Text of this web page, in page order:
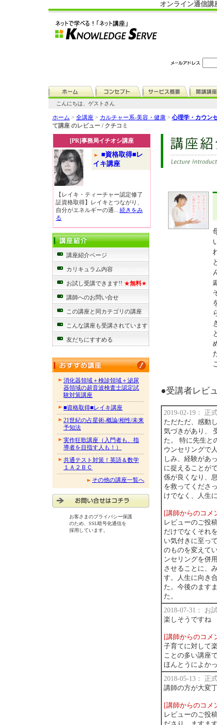
オンライン通信講
こんにちは、ゲストさん
ホーム > 全講座 > カルチャー系-美容・健康 >心理学・カウン
て講座 のレビュー / クチコミ
[PR]事務局イチオシ講座
■資格取得■レ
イキ講座
【レイキ・ティーチャー認定修了
証資格取得】レイキとつながり、
自分がエネルギーの通... 続きをみ
る
講座紹介ページ
カリキュラム内容
お試し受講できます!! ★無料★
講師へのお問い合せ
この講座と同カテゴリの講座
こんな講座も受講されています
友だちにすすめる
消化器領域＋検診領域＋泌尿
器領域の超音波検査士認定試
験対策講座
■資格取得■レイキ講座
21世紀の占星術-概論/相性/未来
予知法
実作狂歌講座（入門者も、指
導者を目指す人も！）
共通テスト対策！英語＆数学
１Ａ２ＢＣ
その他の講座一覧へ
お客さまのプライバシー保護
のため、SSL暗号化通信を
採用しています。
●受講者レビ
2019-02-19： 正
ただただ、感動
気づきがあり、
た。 特に先生と
ウンセリングで
しみ、経験があ
に捉えることが
係が良くなり、
を救ってくださ
けでなく、人生
[講師からのコメ
レビューのご投
だけでなくそれ
い気付きに至っ
のものを変えて
ンセリングを併
させることに、
す。人生に向き
た。今後のます
た。
2018-07-31： お
楽しそうですね
[講師からのコメ
子育てに対して
ことの多い講座
ほんとうによか
2018-05-13： 正
講師の方が大変
[講師からのコメ
レビューのご投